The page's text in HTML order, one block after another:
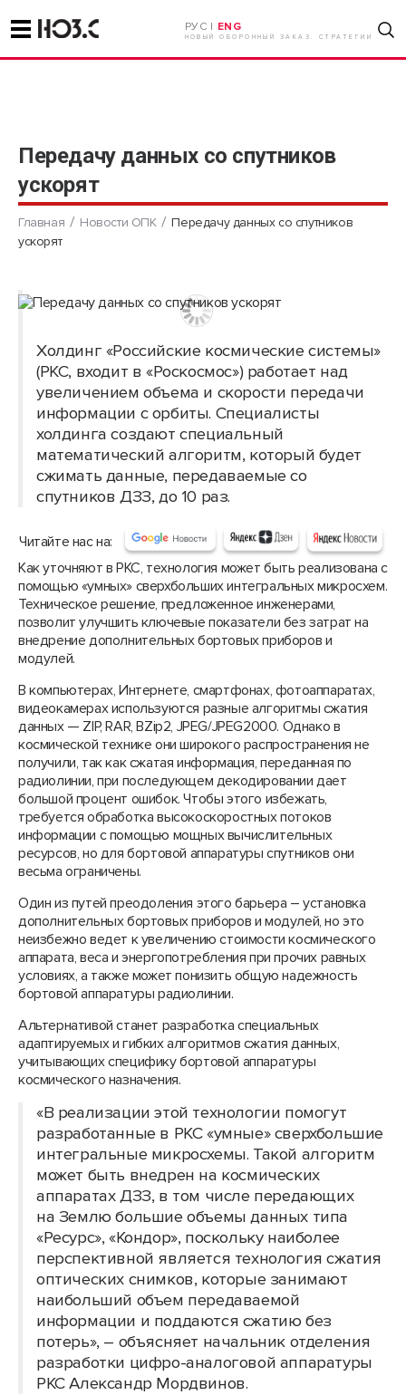
РУС | ENG
НОВЫЙ ОБОРОННЫЙ ЗАКАЗ. СТРАТЕГИИ
Передачу данных со спутников
ускорят
Главная Новости ОПК
Передачу данных со спутников
ускорят
Холдинг «Российские космические системы»
(РКС, входит в «Роскосмос») работает над
увеличением объема и скорости передачи
информации с орбиты. Специалисты
холдинга создают специальный
математический алгоритм, который будет
сжимать данные, передаваемые со
спутников ДЗЗ, до 10 раз.
Читайте нас на:
Как уточняют в РКС, технология может быть реализована с
помощью «умных» сверхбольших интегральных микросхем.
Техническое решение, предложенное инженерами,
позволит улучшить ключевые показатели без затрат на
внедрение дополнительных бортовых приборов и
модулей.
В компьютерах, Интернете, смартфонах, фотоаппаратах,
видеокамерах используются разные алгоритмы сжатия
данных — ZIP, RAR, BZip2, JPEG/JPEG2000. Однако в
космической технике они широкого распространения не
получили, так как сжатая информация, переданная по
радиолинии, при последующем декодировании дает
большой процент ошибок. Чтобы этого избежать,
требуется обработка высокоскоростных потоков
информации с помощью мощных вычислительных
ресурсов, но для бортовой аппаратуры спутников они
весьма ограничены.
Один из путей преодоления этого барьера – установка
дополнительных бортовых приборов и модулей, но это
неизбежно ведет к увеличению стоимости космического
аппарата, веса и энергопотребления при прочих равных
условиях, а также может понизить общую надежность
бортовой аппаратуры радиолинии.
Альтернативой станет разработка специальных
адаптируемых и гибких алгоритмов сжатия данных,
учитывающих специфику бортовой аппаратуры
космического назначения.
«В реализации этой технологии помогут
разработанные в РКС «умные» сверхбольшие
интегральные микросхемы. Такой алгоритм
может быть внедрен на космических
аппаратах ДЗЗ, в том числе передающих
на Землю большие объемы данных типа
«Ресурс», «Кондор», поскольку наиболее
перспективной является технология сжатия
оптических снимков, которые занимают
наибольший объем передаваемой
информации и поддаются сжатию без
потерь», – объясняет начальник отделения
разработки цифро-аналоговой аппаратуры
РКС Александр Мордвинов.